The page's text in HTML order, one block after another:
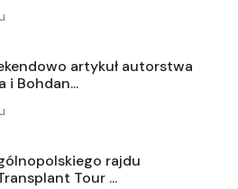
artykuł autorstwa
i Bohdan...
rajdu
Tour ...